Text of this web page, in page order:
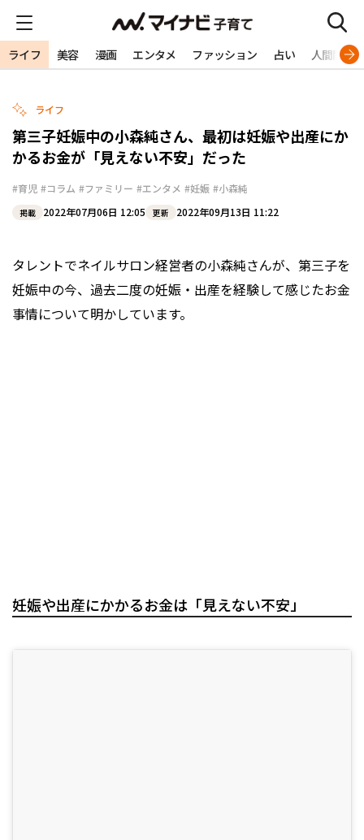
ライフ 美容 漫画 エンタメ ファッション 占い 人間関係
ライフ
第三子妊娠中の小森純さん、最初は妊娠や出産にか
かるお金が「見えない不安」だった
#育児 #コラム #ファミリー #エンタメ #妊娠 #小森純
掲載 2022年07月06日 12:05 更新 2022年09月13日 11:22
タレントでネイルサロン経営者の小森純さんが、第三子を
妊娠中の今、過去二度の妊娠・出産を経験して感じたお金
事情について明かしています。
妊娠や出産にかかるお金は「見えない不安」